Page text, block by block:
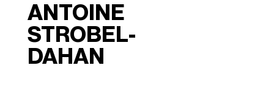
ANTOINE
STROBEL-
DAHAN